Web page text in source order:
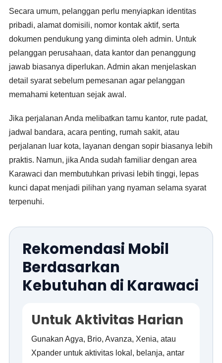
Secara umum, pelanggan perlu menyiapkan identitas
pribadi, alamat domisili, nomor kontak aktif, serta
dokumen pendukung yang diminta oleh admin. Untuk
pelanggan perusahaan, data kantor dan penanggung
jawab biasanya diperlukan. Admin akan menjelaskan
detail syarat sebelum pemesanan agar pelanggan
memahami ketentuan sejak awal.
Jika perjalanan Anda melibatkan tamu kantor, rute padat,
jadwal bandara, acara penting, rumah sakit, atau
perjalanan luar kota, layanan dengan sopir biasanya lebih
praktis. Namun, jika Anda sudah familiar dengan area
Karawaci dan membutuhkan privasi lebih tinggi, lepas
kunci dapat menjadi pilihan yang nyaman selama syarat
terpenuhi.
Rekomendasi Mobil
Berdasarkan
Kebutuhan di Karawaci
Untuk Aktivitas Harian
Gunakan Agya, Brio, Avanza, Xenia, atau
Xpander untuk aktivitas lokal, belanja, antar